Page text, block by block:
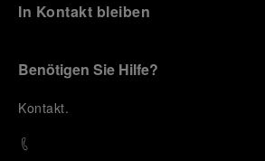
In Kontakt bleiben
Benötigen Sie Hilfe?
Kontakt.